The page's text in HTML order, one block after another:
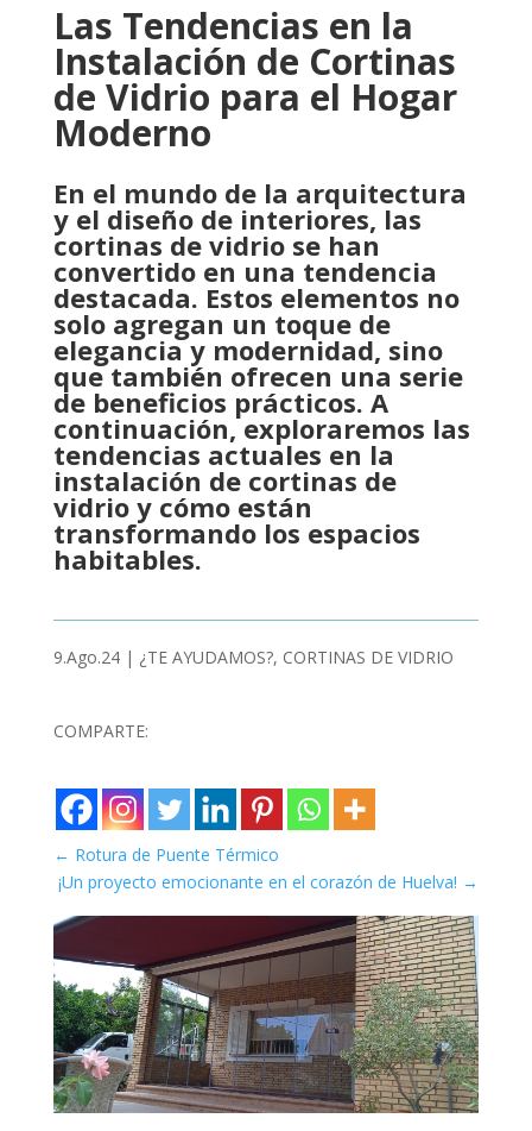
Las Tendencias en la
Instalación de Cortinas
de Vidrio para el Hogar
Moderno
En el mundo de la arquitectura
y el diseño de interiores, las
cortinas de vidrio se han
convertido en una tendencia
destacada. Estos elementos no
solo agregan un toque de
elegancia y modernidad, sino
que también ofrecen una serie
de beneficios prácticos. A
continuación, exploraremos las
tendencias actuales en la
instalación de cortinas de
vidrio y cómo están
transformando los espacios
habitables.
9.Ago.24| ¿TE AYUDAMOS?, CORTINAS DE VIDRIO
COMPARTE:
← Rotura de Puente Térmico
¡Un proyecto emocionante en el corazón de Huelva! →